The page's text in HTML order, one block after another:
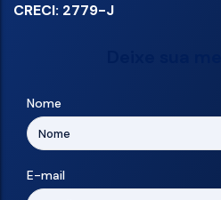
CRECI: 2779-J
Nome
E-mail